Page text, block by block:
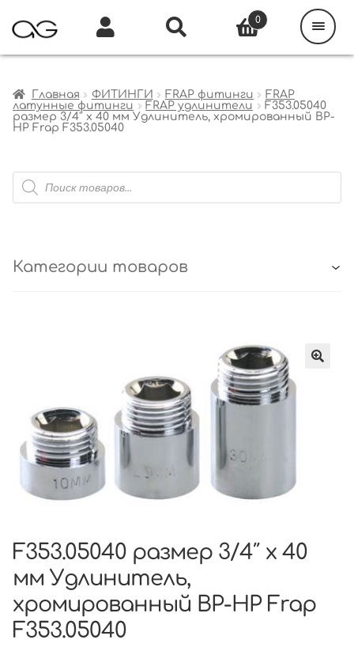
Главная ФИТИНГИ FRAP фитинги
FRAP
латунные фитинги
FRAP удлинители
F353.05040
размер 3/4″ x 40 мм Удлинитель, хромированный ВР-
НР Frap F353.05040
Поиск
товаров
Категории товаров
F353.05040 размер 3/4″ x 40
мм Удлинитель,
хромированный ВР-НР Frap
F353.05040
0